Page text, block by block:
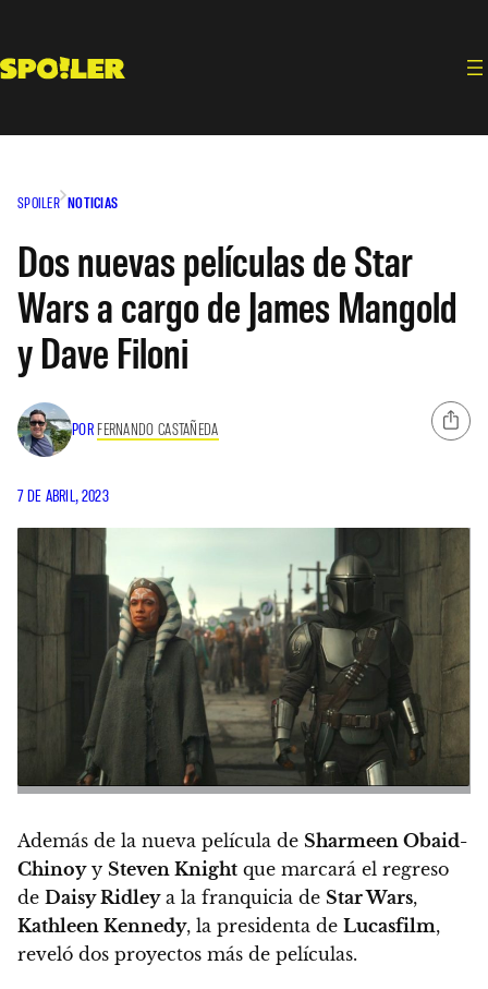
contenido
SPOILER NOTICIAS
Dos nuevas películas de Star
Wars a cargo de James Mangold
y Dave Filoni
POR FERNANDO CASTAÑEDA
7 DE ABRIL, 2023
Además de la nueva película de Sharmeen Obaid-
Chinoyy Steven Knight que marcará el regreso
de Daisy Ridleya la franquicia de Star Wars,
Kathleen Kennedy, la presidenta de Lucasfilm,
reveló dos proyectos más de películas.